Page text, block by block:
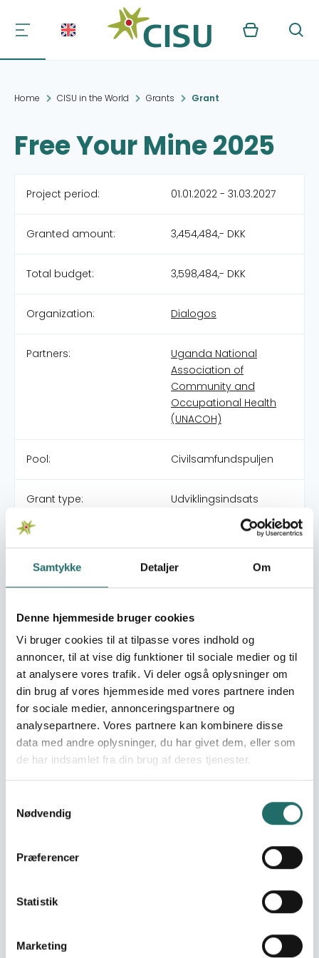
Samtykke Detaljer Om
Denne hjemmeside bruger cookies
Vi bruger cookies til at tilpasse vores indhold og
annoncer, til at vise dig funktioner til sociale medier og til
at analysere vores trafik. Vi deler også oplysninger om
din brug af vores hjemmeside med vores partnere inden
for sociale medier, annonceringspartnere og
analysepartnere. Vores partnere kan kombinere disse
data med andre oplysninger, du har givet dem, eller som
de har indsamlet fra din brug af deres tjenester.
Nødvendig
Præferencer
Statistik
Marketing
Kurv Søg
Home CISU in the World Grants Grant
Free Your Mine 2025
Project period: 01.01.2022 - 31.03.2027
Granted amount: 3,454,484,- DKK
Total budget: 3,598,484,- DKK
Organization: Dialogos
Partners:
Uganda National
Association of
Community and
Occupational Health
(UNACOH)
Pool: Civilsamfundspuljen
Grant type: Udviklingsindsats
World goals:
Goal 3: Good Health
Goal 8: Decent Work
and Economic Growth
Consumption and
Production
Goal 16: Peace, Justice
and Strong Institutions
Goal 17: Partnerships for
the Goals
Efforts take place in: Uganda
Resume
Målet er at 3 guldgraversamfund i Uganda skal være
stoppet med at bruge kviksølv i 2025. Fattige
kviksølvforurening. I 10 år har Diálogos samarbejdet med
lokale partnere og myndigheder om at udbrede en
kviksølvfri metode til guldudvinding. Guldgraversamfund
i Filippinerne og Mozambique er i dag kviksølvfri efter
Resultaterne er dokumenteret i videnskabelige artikler.
Free Your Mine 2025 er et tre-årigt projekt med træning